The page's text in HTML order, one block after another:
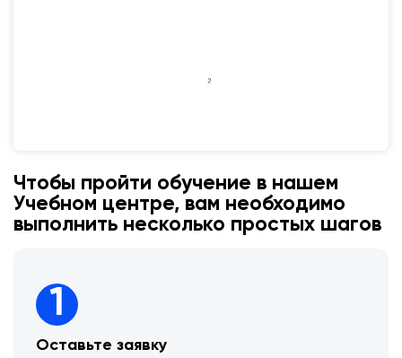
Чтобы пройти обучение в нашем
Учебном центре, вам необходимо
выполнить несколько простых шагов
1
Оставьте заявку